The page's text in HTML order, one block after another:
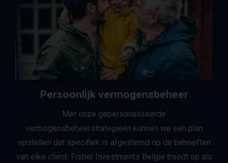
Persoonlijk vermogensbeheer
Met onze gepersonaliseerde
vermogensbeheerstrategieën kunnen we een plan
opstellen dat specifiek is afgestemd op de behoeften
van elke cliënt. Fisher Investments België treedt op als